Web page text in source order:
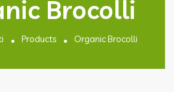
Brocolli
Products Organic Brocolli